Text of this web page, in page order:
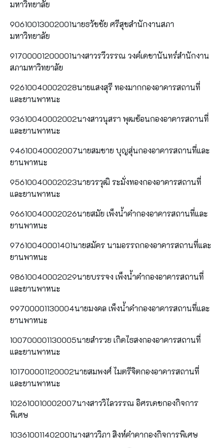
มหาวิทยาลัย
90610013002001นายธวัชชัย ศรีสุขสำนักงานสภา
มหาวิทยาลัย
91700001200001นางสาวรวีวรรณ วงค์เดชานันทร์สำนักงาน
สภามหาวิทยาลัย
92610040002028นายแสงสุรี ทองมากกองอาคารสถานที่
และยานพาหนะ
93610040002002นางสาวนุสรา พุฒซ้อนกองอาคารสถานที่
และยานพาหนะ
94610040002007นายสมชาย บุญสุ่นกองอาคารสถานที่และ
ยานพาหนะ
95610040002023นายวรวุฒิ ระมั่งทองกองอาคารสถานที่
และยานพาหนะ
96610040002026นายสมัย เพ็งน้ำคำกองอาคารสถานที่และ
ยานพาหนะ
97610040001401นายสมัคร นามอรรถกองอาคารสถานที่และ
ยานพาหนะ
98610040002029นายบรรจง เพ็งน้ำคำกองอาคารสถานที่
และยานพาหนะ
99700001130004นายมงคล เพ็งน้ำคำกองอาคารสถานที่และ
ยานพาหนะ
100700001130005นายสำรวย เกิดไธสงกองอาคารสถานที่
และยานพาหนะ
101700001120002นายสมพงศ์ ไมตรีจิตกองอาคารสถานที่
และยานพาหนะ
102610010002007นางสาววิไลวรรณ อิศรเดชกองกิจการ
พิเศษ
103610011402001นางสาววิภา สิงห์คำคากองกิจการพิเศษ